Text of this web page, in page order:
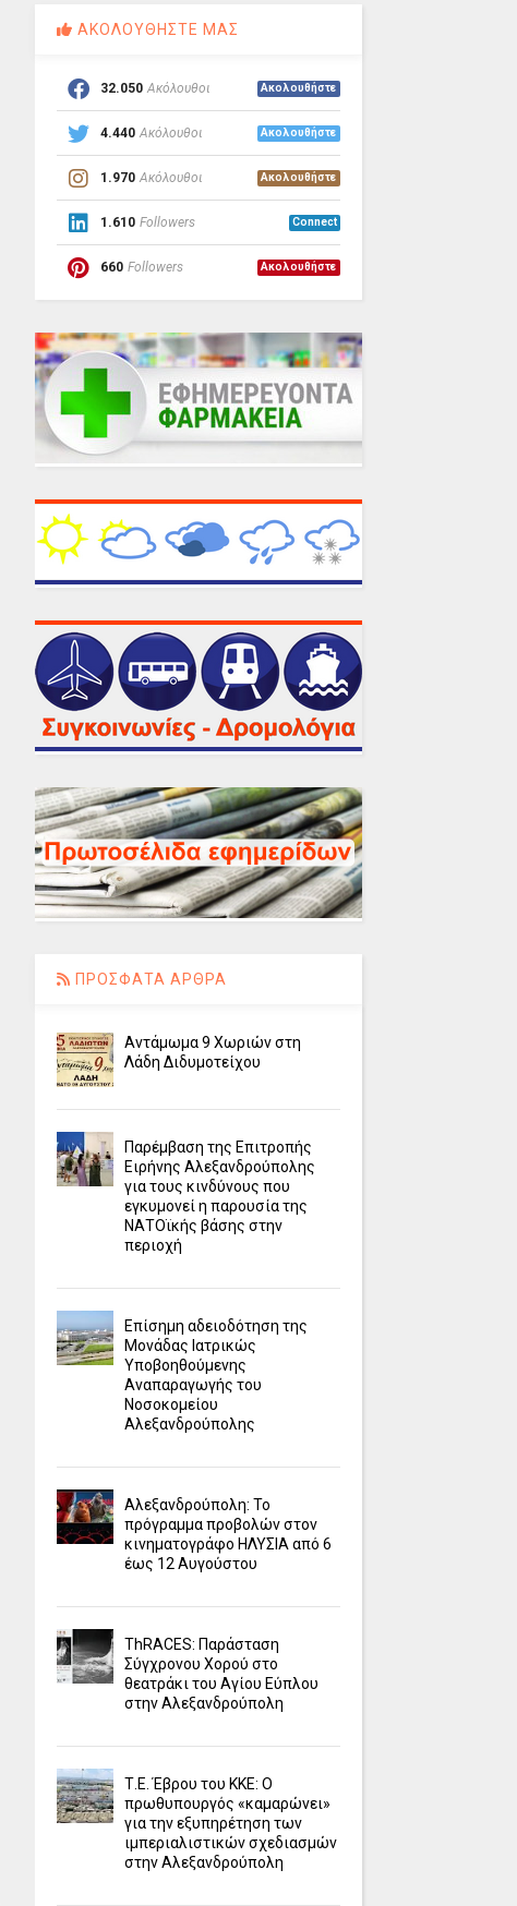
ΑΚΟΛΟΥΘΗΣΤΕ ΜΑΣ
32.050 Ακόλουθοι Ακολουθήστε
4.440 Ακόλουθοι Ακολουθήστε
1.970 Ακόλουθοι Ακολουθήστε
1.610 Followers Connect
660 Followers Ακολουθήστε
ΠΡΟΣΦΑΤΑ ΑΡΘΡΑ
Αντάμωμα 9 Χωριών στη
Λάδη Διδυμοτείχου
Παρέμβαση της Επιτροπής
Ειρήνης Αλεξανδρούπολης
για τους κινδύνους που
εγκυμονεί η παρουσία της
ΝΑΤΟϊκής βάσης στην
περιοχή
Επίσημη αδειοδότηση της
Μονάδας Ιατρικώς
Υποβοηθούμενης
Αναπαραγωγής του
Νοσοκομείου
Αλεξανδρούπολης
Αλεξανδρούπολη: Το
πρόγραμμα προβολών στον
κινηματογράφο ΗΛΥΣΙΑ από 6
έως 12 Αυγούστου
ΤhRACES: Παράσταση
Σύγχρονου Χορού στο
θεατράκι του Αγίου Εύπλου
στην Αλεξανδρούπολη
Τ.Ε. Έβρου του ΚΚΕ: Ο
πρωθυπουργός «καμαρώνει»
για την εξυπηρέτηση των
ιμπεριαλιστικών σχεδιασμών
στην Αλεξανδρούπολη